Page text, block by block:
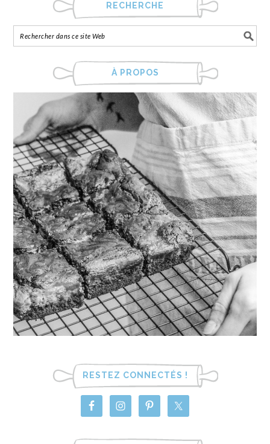
RECHERCHE
À PROPOS
RESTEZ CONNECTÉS !